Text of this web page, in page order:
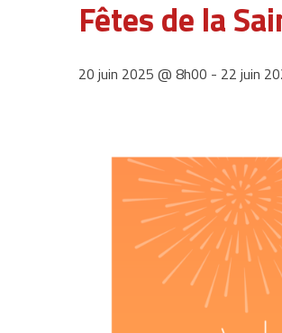
Fêtes de la
20 juin 2025 @ 8h00 - 22 juin